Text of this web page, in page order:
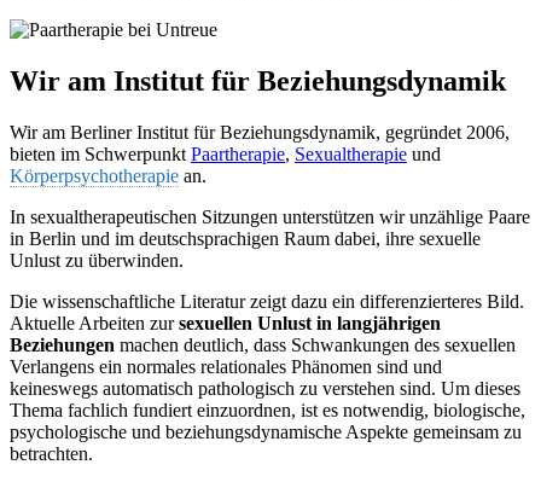
Wir am Institut für Beziehungsdynamik
Wir am Berliner Institut für Beziehungsdynamik, gegründet 2006,
bieten im Schwerpunkt Paartherapie, Sexualtherapie und
Körperpsychotherapie an.
In sexualtherapeutischen Sitzungen unterstützen wir unzählige Paare
in Berlin und im deutschsprachigen Raum dabei, ihre sexuelle
Unlust zu überwinden.
Die wissenschaftliche Literatur zeigt dazu ein differenzierteres Bild.
Aktuelle Arbeiten zursexuellen Unlust in langjährigen
Beziehungen machen deutlich, dass Schwankungen des sexuellen
Verlangens ein normales relationales Phänomen sind und
keineswegs automatisch pathologisch zu verstehen sind. Um dieses
Thema fachlich fundiert einzuordnen, ist es notwendig, biologische,
psychologische und beziehungsdynamische Aspekte gemeinsam zu
betrachten.